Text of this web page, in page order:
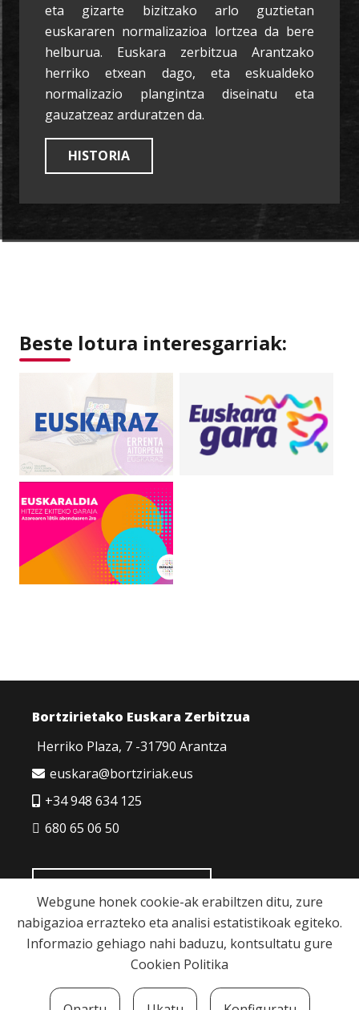
eta gizarte bizitzako arlo guztietan
euskararen normalizazioa lortzea da bere
helburua. Euskara zerbitzua Arantzako
herriko etxean dago, eta eskualdeko
normalizazio plangintza diseinatu eta
gauzatzeaz arduratzen da.
HISTORIA
Beste lotura interesgarriak:
Bortzirietako Euskara Zerbitzua
Herriko Plaza, 7 -31790 Arantza
euskara@bortziriak.eus
+34 948 634 125
680 65 06 50
Cookie politika | Pribatutasun politika | Lege
Webgune honek cookie-ak erabiltzen ditu, zure
nabigazioa errazteko eta analisi estatistikoak egiteko.
Informazio gehiago nahi baduzu, kontsultatu gure
Cookien Politika